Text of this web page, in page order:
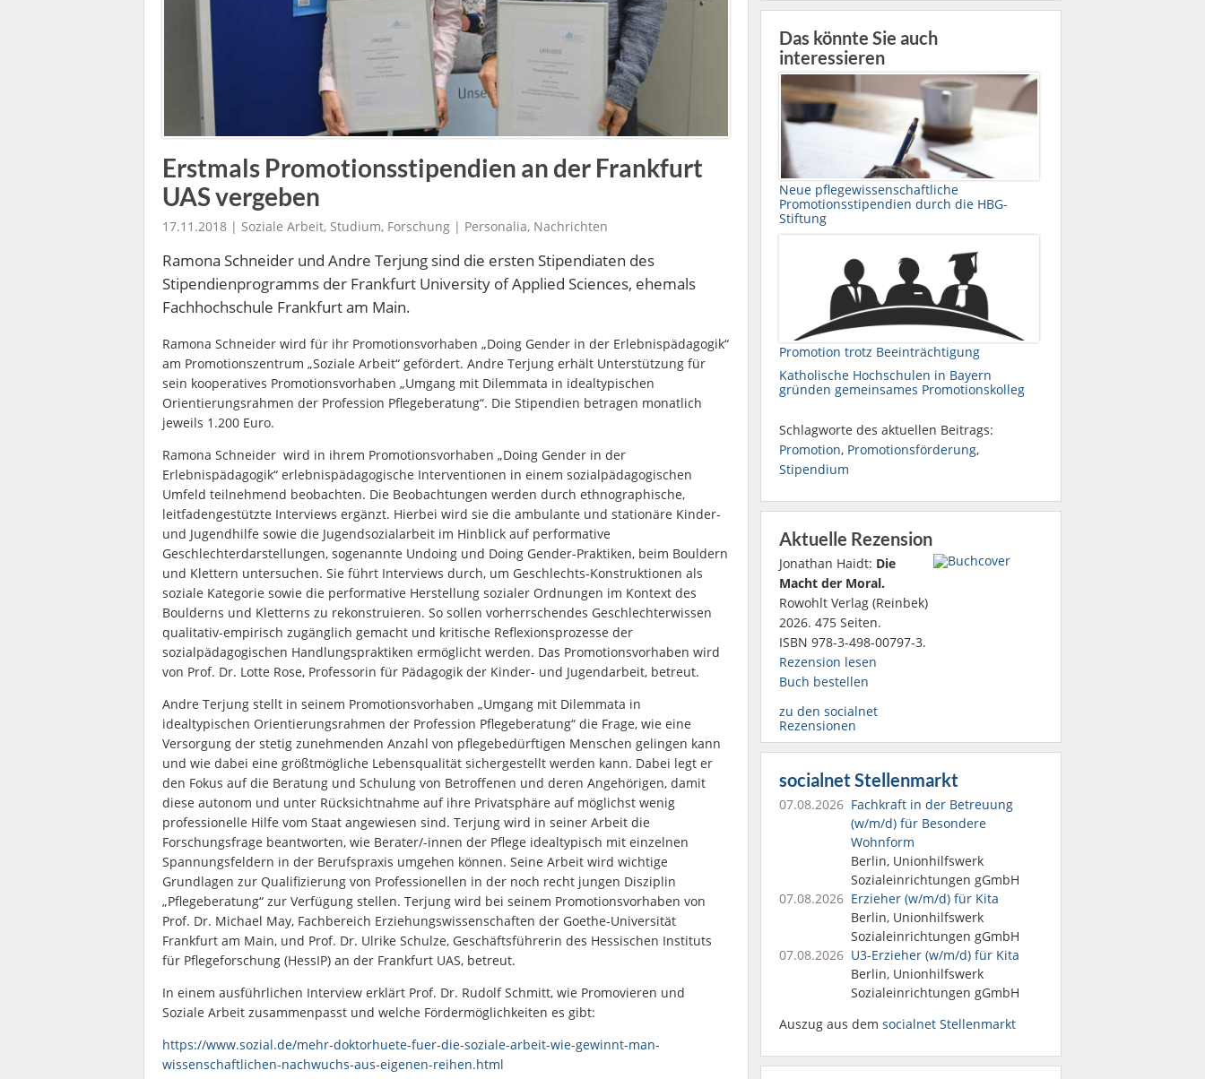
Erstmals Promotionsstipendien an der Frankfurt
UAS vergeben
17.11.2018 | Soziale Arbeit, Studium, Forschung | Personalia, Nachrichten
Ramona Schneider und Andre Terjung sind die ersten Stipendiaten des
Stipendienprogramms der Frankfurt University of Applied Sciences, ehemals
Fachhochschule Frankfurt am Main.
Ramona Schneider wird für ihr Promotionsvorhaben „Doing Gender in der Erlebnispädagogik“
am Promotionszentrum „Soziale Arbeit“ gefördert. Andre Terjung erhält Unterstützung für
sein kooperatives Promotionsvorhaben „Umgang mit Dilemmata in idealtypischen
Orientierungsrahmen der Profession Pflegeberatung“. Die Stipendien betragen monatlich
jeweils 1.200 Euro.
Ramona Schneider wird in ihrem Promotionsvorhaben „Doing Gender in der
Erlebnispädagogik“ erlebnispädagogische Interventionen in einem sozialpädagogischen
Umfeld teilnehmend beobachten. Die Beobachtungen werden durch ethnographische,
leitfadengestützte Interviews ergänzt. Hierbei wird sie die ambulante und stationäre Kinder-
und Jugendhilfe sowie die Jugendsozialarbeit im Hinblick auf performative
Geschlechterdarstellungen, sogenannte Undoing und Doing Gender-Praktiken, beim Bouldern
und Klettern untersuchen. Sie führt Interviews durch, um Geschlechts-Konstruktionen als
soziale Kategorie sowie die performative Herstellung sozialer Ordnungen im Kontext des
Boulderns und Kletterns zu rekonstruieren. So sollen vorherrschendes Geschlechterwissen
qualitativ-empirisch zugänglich gemacht und kritische Reflexionsprozesse der
sozialpädagogischen Handlungspraktiken ermöglicht werden. Das Promotionsvorhaben wird
von Prof. Dr. Lotte Rose, Professorin für Pädagogik der Kinder- und Jugendarbeit, betreut.
Andre Terjung stellt in seinem Promotionsvorhaben „Umgang mit Dilemmata in
idealtypischen Orientierungsrahmen der Profession Pflegeberatung“ die Frage, wie eine
Versorgung der stetig zunehmenden Anzahl von pflegebedürftigen Menschen gelingen kann
und wie dabei eine größtmögliche Lebensqualität sichergestellt werden kann. Dabei legt er
den Fokus auf die Beratung und Schulung von Betroffenen und deren Angehörigen, damit
diese autonom und unter Rücksichtnahme auf ihre Privatsphäre auf möglichst wenig
professionelle Hilfe vom Staat angewiesen sind. Terjung wird in seiner Arbeit die
Forschungsfrage beantworten, wie Berater/-innen der Pflege idealtypisch mit einzelnen
Spannungsfeldern in der Berufspraxis umgehen können. Seine Arbeit wird wichtige
Grundlagen zur Qualifizierung von Professionellen in der noch recht jungen Disziplin
„Pflegeberatung“ zur Verfügung stellen. Terjung wird bei seinem Promotionsvorhaben von
Prof. Dr. Michael May, Fachbereich Erziehungswissenschaften der Goethe-Universität
Frankfurt am Main, und Prof. Dr. Ulrike Schulze, Geschäftsführerin des Hessischen Instituts
für Pflegeforschung (HessIP) an der Frankfurt UAS, betreut.
In einem ausführlichen Interview erklärt Prof. Dr. Rudolf Schmitt, wie Promovieren und
Soziale Arbeit zusammenpasst und welche Fördermöglichkeiten es gibt:
https://www.sozial.de/mehr-doktorhuete-fuer-die-soziale-arbeit-wie-gewinnt-man-
wissenschaftlichen-nachwuchs-aus-eigenen-reihen.html
Das könnte Sie auch
interessieren
Neue pflegewissenschaftliche
Promotionsstipendien durch die HBG-
Stiftung
Promotion trotz Beeinträchtigung
Katholische Hochschulen in Bayern
gründen gemeinsames Promotionskolleg
Schlagworte des aktuellen Beitrags:
Promotion, Promotionsförderung,
Stipendium
Aktuelle Rezension
Jonathan Haidt: Die
Macht der Moral.
Rowohlt Verlag (Reinbek)
2026. 475 Seiten.
ISBN 978-3-498-00797-3.
Rezension lesen
Buch bestellen
zu den socialnet
Rezensionen
socialnet Stellenmarkt
07.08.2026 Fachkraft in der Betreuung
(w/m/d) für Besondere
Wohnform
Berlin, Unionhilfswerk
Sozialeinrichtungen gGmbH
07.08.2026 Erzieher (w/m/d) für Kita
Berlin, Unionhilfswerk
Sozialeinrichtungen gGmbH
07.08.2026 U3-Erzieher (w/m/d) für Kita
Berlin, Unionhilfswerk
Sozialeinrichtungen gGmbH
Auszug aus dem socialnet Stellenmarkt